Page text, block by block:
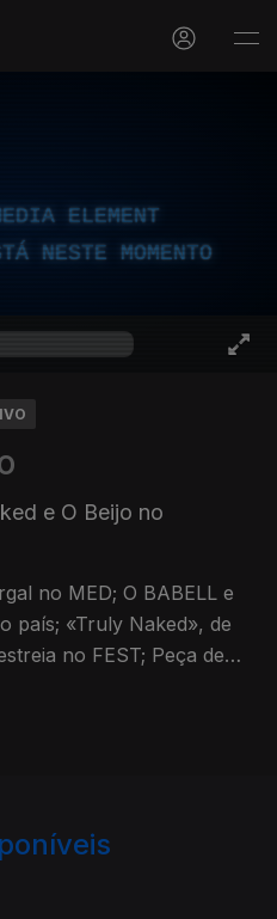
ELEMENT
NESTE MOMENTO
e O Beijo no
no MED; O BABELL e
país; «Truly Naked», de
no FEST; Peça de